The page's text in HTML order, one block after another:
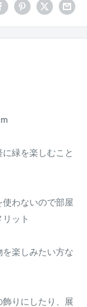
緑を楽しむこと
わないので部屋
ット
楽しみたい方な
りにしたり、展